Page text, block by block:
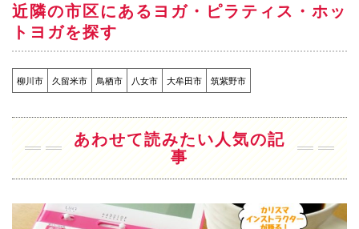
近隣の市区にあるヨガ・ピラティス・ホッ
トヨガを探す
柳川市 久留米市 鳥栖市 八女市 大牟田市 筑紫野市
あわせて読みたい人気の記
事